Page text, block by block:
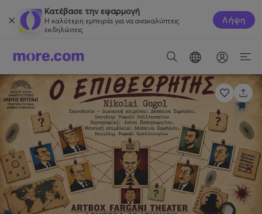
Κατέβασε την εφαρμογή
Η καλύτερη εμπειρία για να ανακαλύπτεις
εκδηλώσεις.
Λήψη